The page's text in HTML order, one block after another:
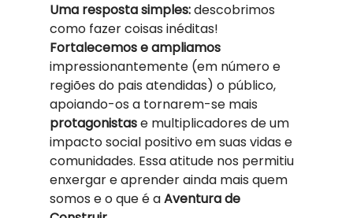
Uma resposta simples: descobrimos
como fazer coisas inéditas!
Fortalecemos e ampliamos
impressionantemente (em número e
regiões do pais atendidas) o público,
apoiando-os a tornarem-se mais
protagonistas e multiplicadores de um
impacto social positivo em suas vidas e
comunidades. Essa atitude nos permitiu
enxergar e aprender ainda mais quem
somos e o que é a Aventura de